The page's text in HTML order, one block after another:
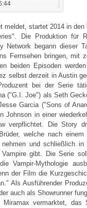
meldet, startet 2014 in
Die Produktion für
Network begann dieser
Fernsehen bringen, mit
beiden Episoden
selbst derzeit in Austin
bei der Serie
("G.I. Joe") als Seth
Garcia ("Sons of
Johnson in einer
verpflichtet. Die Story
welche nach
und schließlich in
gibt. Die Serie
Vampir-Mythologie
der Film die
Als Ausführender
auch als Showrunner
vermarktet, das